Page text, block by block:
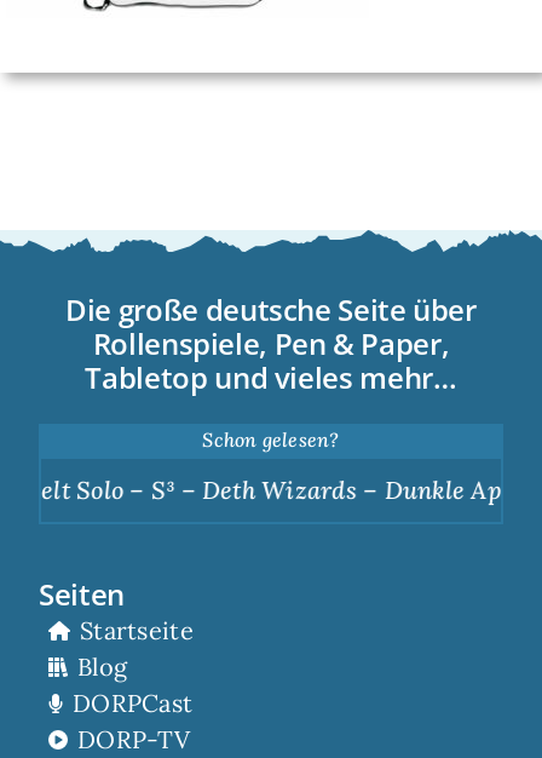
Die große deutsche Seite über
Rollenspiele, Pen & Paper,
Tabletop und vieles mehr…
Schon gelesen?
– Deth Wizards – Dunkle Apotheose |
Seiten
Startseite
Blog
DORPCast
DORP-TV